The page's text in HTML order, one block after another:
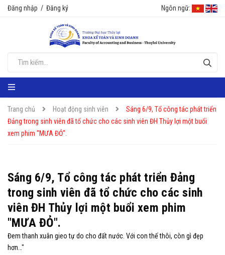
Đăng nhập / Đăng ký Ngôn ngữ:
Trang chủ Hoạt động sinh viên
Sáng 6/9, Tổ công tác phát triển
Đảng trong sinh viên đã tổ chức cho các sinh viên ĐH Thủy lợi một buổi
xem phim "MƯA ĐỎ".
Sáng 6/9, Tổ công tác phát triển Đảng
trong sinh viên đã tổ chức cho các sinh
viên ĐH Thủy lợi một buổi xem phim
"MƯA ĐỎ".
Đem thanh xuân gieo tự do cho đất nước. Với con thế thôi, còn gì đẹp
hơn…"